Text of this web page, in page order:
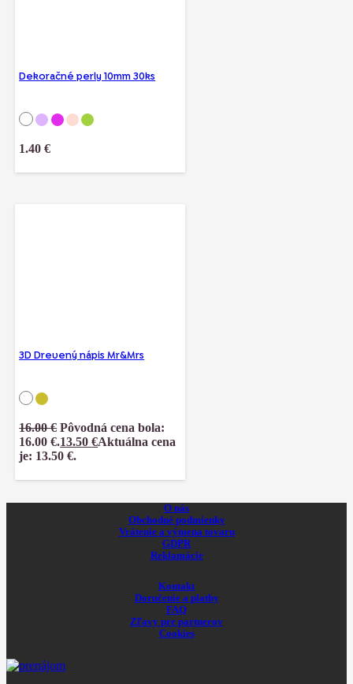
Dekoračné perly 10mm 30ks
1.40€
3D Drevený nápis Mr&Mrs
16.00€ Pôvodná cena bola:
16.00 €.13.50€Aktuálna cena
je: 13.50 €.
O nás
Obchodné podmienky
Vrátenie a výmena tovaru
GDPR
Reklamácie
Kontakt
Doručenie a platby
FAQ
Zľavy pre partnerov
Cookies